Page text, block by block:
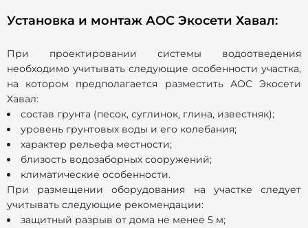
Установка и монтаж АОС Экосети Хавал:
При проектировании системы водоотведения
необходимо учитывать следующие особенности участка,
на котором предполагается разместить АОС Экосети
Хавал:
состав грунта (песок, суглинок, глина, известняк);
уровень грунтовых воды и его колебания;
характер рельефа местности;
близость водозаборных сооружений;
климатические особенности.
При размещении оборудования на участке следует
учитывать следующие рекомендации:
защитный разрыв от дома не менее 5 м;